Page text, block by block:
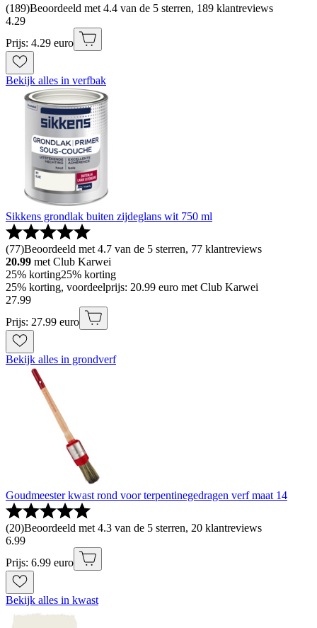
(189)Beoordeeld met 4.4 van de 5 sterren, 189 klantreviews
4.29
Prijs: 4.29 euro
Bekijk alles in verfbak
Sikkens grondlak buiten zijdeglans wit 750 ml
(77)Beoordeeld met 4.7 van de 5 sterren, 77 klantreviews
20.99 met Club Karwei
25% korting25% korting
25% korting, voordeelprijs: 20.99 euro met Club Karwei
27.99
Prijs: 27.99 euro
Bekijk alles in grondverf
Goudmeester kwast rond voor terpentinegedragen verf maat 14
(20)Beoordeeld met 4.3 van de 5 sterren, 20 klantreviews
6.99
Prijs: 6.99 euro
Bekijk alles in kwast